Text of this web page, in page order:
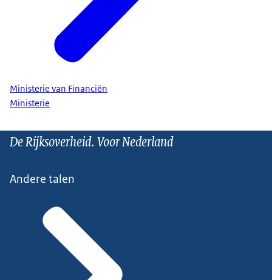
Ministerie van Financiën
Ministerie
De Rijksoverheid. Voor Nederland
Andere talen